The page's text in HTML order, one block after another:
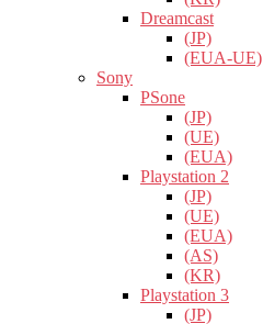
Dreamcast
(JP)
(EUA-UE)
Sony
PSone
(JP)
(UE)
(EUA)
Playstation 2
(JP)
(UE)
(EUA)
(AS)
(KR)
Playstation 3
(JP)